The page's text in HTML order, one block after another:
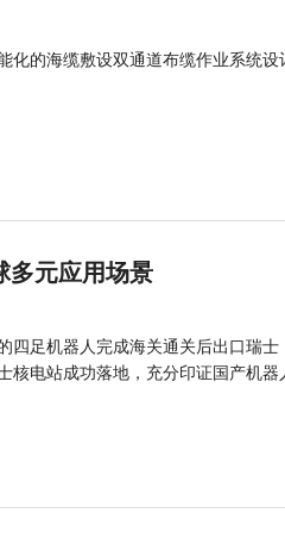
化的海缆敷设双通道布缆作业系统
多元应用场景
四足机器人完成海关通关后出口瑞
核电站成功落地，充分印证国产机